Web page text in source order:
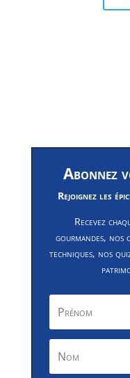
Abonnez
Rejoignez les
Recevez
gourmandes, nos
techniques, nos